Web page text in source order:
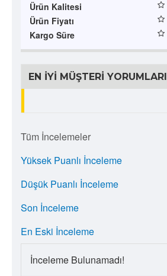
Ürün Kalitesi
Ürün Fiyatı
Kargo Süre
EN İYI MÜŞTERI YORUMLARI
Tüm İncelemeler
Yüksek Puanlı İnceleme
Düşük Puanlı İnceleme
Son İnceleme
En Eski İnceleme
İnceleme Bulunamadı!